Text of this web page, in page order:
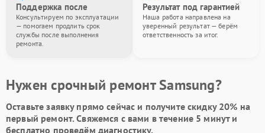
Поддержка после
Консультируем по эксплуатации
— помогаем продлить срок
службы после выполнения
ремонта.
Результат под гарантией
Наша работа направлена на
уверенный результат — берём
ответственность за итог.
Нужен срочный ремонт Samsung?
Оставьте заявкупрямо сейчас и получите скидку 20% на
первый ремонт. Свяжемся с вами в течение 5 минут и
бесплатно проведём диагностику.